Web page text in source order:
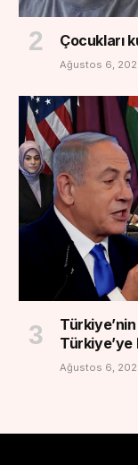
Çocukları
Ağustos 6,
Ağustos 6,